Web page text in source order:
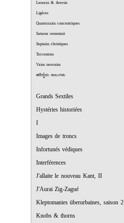
Lenoras & Aversis
Ligères
Quatorzains concentriques
Saturne remontait
Septains christiques
Tercentons
Vains neuvains
ಹದಿನೈದು ಸಾಲುಗಳು
Grands Sextiles
Hystéries historiées
I
Images de troncs
Infortunés védiques
Interférences
J'allaite le nouveau Kant, II
J'Aurai Zig-Zagué
Kleptomanies überurbaines, saison 2
Knobs & thorns